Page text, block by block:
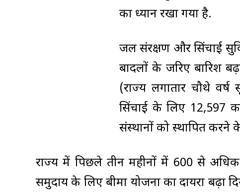
का ध्यान रखा गया है.
जल संरक्षण और सिंचाई
बादलों के जरिए बारिश
(राज्य लगातार चौथे
सिंचाई के लिए 12,597
संस्थानों को स्थापित करने
राज्य में पिछले तीन महीनों में 600 से
समुदाय के लिए बीमा योजना का दायरा बढ़ा